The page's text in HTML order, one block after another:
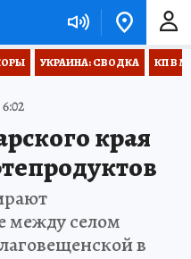
УКРАИНА: СВОДКА КП В
края
между селом
в